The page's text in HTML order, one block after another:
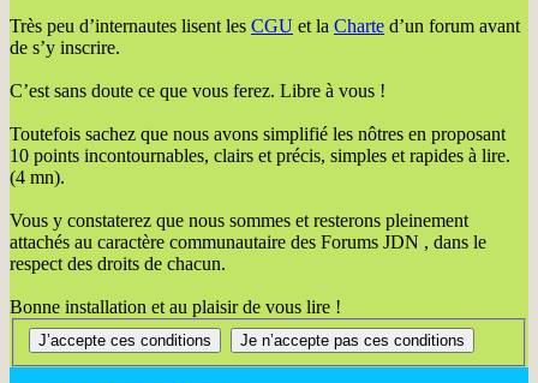
Très peu d’internautes lisent les CGU et la Charte d’un forum avant
de s’y inscrire.
C’est sans doute ce que vous ferez. Libre à vous !
Toutefois sachez que nous avons simplifié les nôtres en proposant
10 points incontournables, clairs et précis, simples et rapides à lire.
(4 mn).
Vous y constaterez que nous sommes et resterons pleinement
attachés au caractère communautaire des Forums JDN , dans le
respect des droits de chacun.
Bonne installation et au plaisir de vous lire !